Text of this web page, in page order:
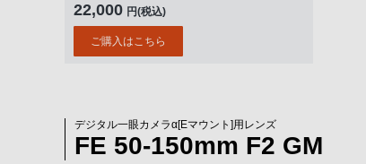
22,000 円(税込)
ご購入はこちら
デジタル一眼カメラα[Eマウント]用レンズ
FE 50-150mm F2 GM